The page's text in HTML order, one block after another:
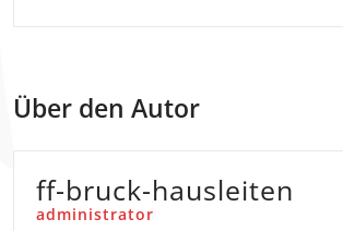
Über den Autor
ff-bruck-hausleiten
administrator